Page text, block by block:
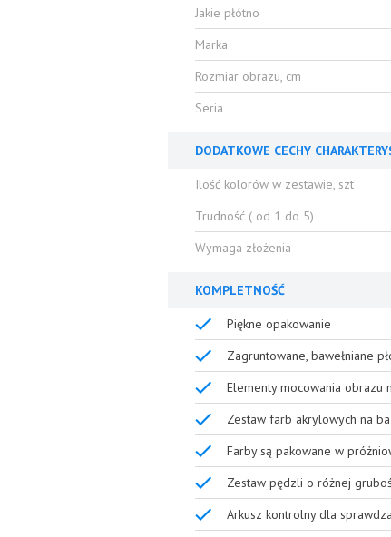
Jakie płótno
Marka
Rozmiar obrazu, cm
Seria
DODATKOWE CECHY
Ilość kolorów w zestawie, szt
Trudność ( od 1 do 5)
Wymaga złożenia
KOMPLETNOŚĆ
Piękne opakowanie
Zagruntowane, bawełniane
Elementy mocowania obrazu
Zestaw farb akrylowych na
Farby są pakowane w
Zestaw pędzli o różnej
Arkusz kontrolny dla